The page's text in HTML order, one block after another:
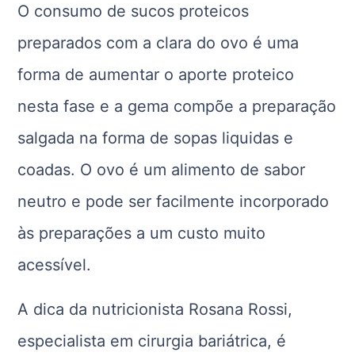
O consumo de sucos proteicos
preparados com a clara do ovo é uma
forma de aumentar o aporte proteico
nesta fase e a gema compõe a preparação
salgada na forma de sopas liquidas e
coadas. O ovo é um alimento de sabor
neutro e pode ser facilmente incorporado
às preparações a um custo muito
acessível.
A dica da nutricionista Rosana Rossi,
especialista em cirurgia bariátrica, é